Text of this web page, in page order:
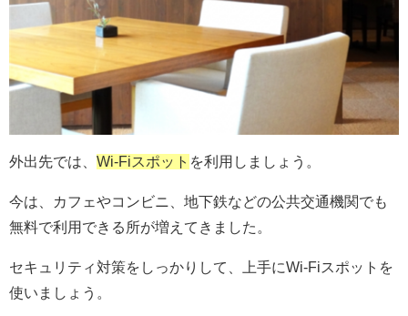
外出先では、 Wi-Fiスポット を利用しましょう。
今は、カフェやコンビニ、地下鉄などの公共交通機関でも
無料で利用できる所が増えてきました。
セキュリティ対策をしっかりして、上手にWi-Fiスポットを
使いましょう。